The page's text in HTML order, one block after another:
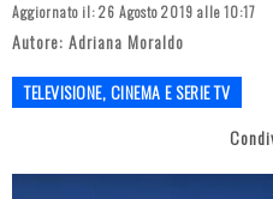
Aggiornato il: 26 Agosto 2019 alle 10:17
Autore: Adriana Moraldo
TELEVISIONE, CINEMA E SERIE TV